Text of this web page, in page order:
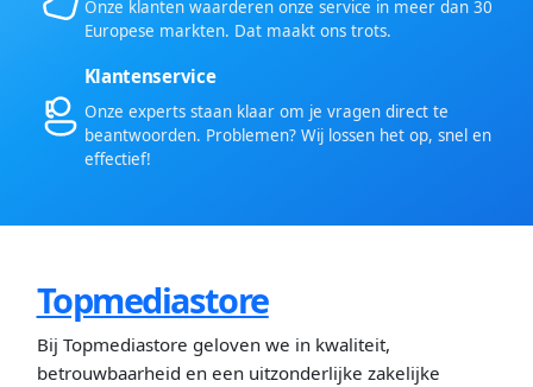
Onze klanten waarderen onze service in meer dan 30
Europese markten. Dat maakt ons trots.
Klantenservice
Onze experts staan klaar om je vragen direct te
beantwoorden. Problemen? Wij lossen het op, snel en
effectief!
Topmediastore
Bij Topmediastore geloven we in kwaliteit,
betrouwbaarheid en een uitzonderlijke zakelijke